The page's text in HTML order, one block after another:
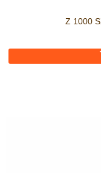
Z 1000